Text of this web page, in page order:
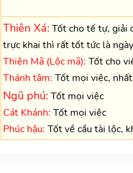
Thiên Xá: Tốt cho tế tự, giải
trực khai thì rất tốt tức là
Thiên Mã (Lộc mã): Tốt cho
Thánh tâm: Tốt mọi việc,
Ngũ phú: Tốt mọi việc
Cát Khánh: Tốt mọi việc
Phúc hậu: Tốt về cầu tài lộc,